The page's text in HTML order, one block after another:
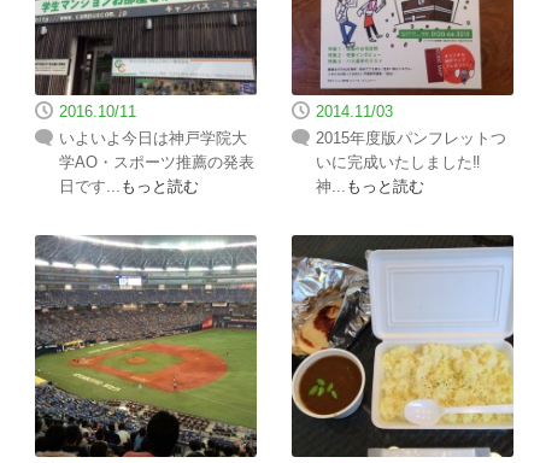
2016.10/11
いよいよ今日は神戸学院大
学AO・スポーツ推薦の発表
日です... もっと読む
2014.11/03
2015年度版パンフレットつ
いに完成いたしました‼︎
神... もっと読む